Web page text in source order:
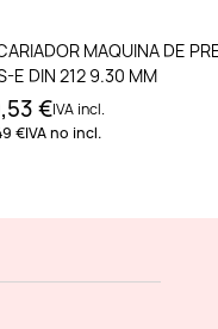
Añadir al
MAQUINA DE
E DIN 212 9.30 MM
€IVA incl.
€IVA no incl.